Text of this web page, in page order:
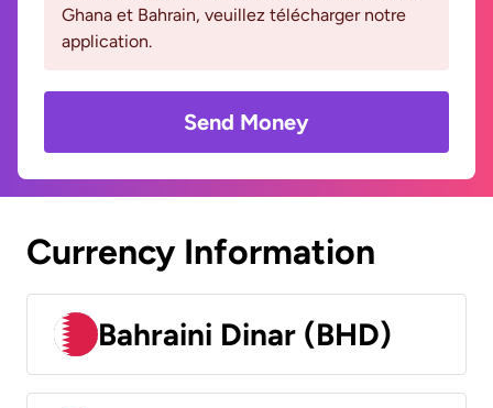
Ghana et Bahrain, veuillez télécharger notre
application.
Send Money
Currency Information
Bahraini Dinar (BHD)